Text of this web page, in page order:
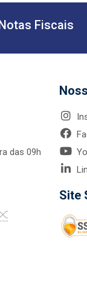
Fiscais
das 09h
Site